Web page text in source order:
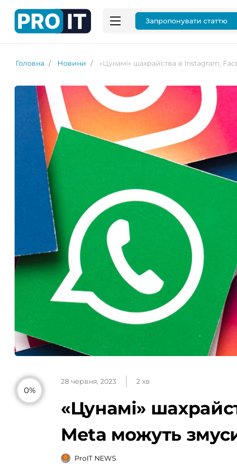
Запропонувати статтю
Головна Новини
0%
28 червня, 2023 2 хв
«Цунамі»
Meta можуть
ProIT NEWS